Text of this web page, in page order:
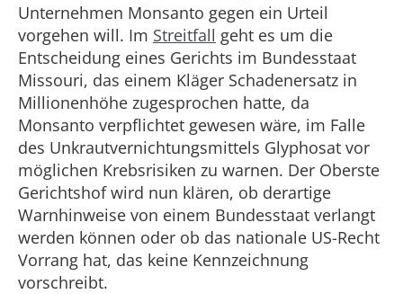
Unternehmen Monsanto gegen ein Urteil
vorgehen will. Im Streitfall geht es um die
Entscheidung eines Gerichts im Bundesstaat
Missouri, das einem Kläger Schadenersatz in
Millionenhöhe zugesprochen hatte, da
Monsanto verpflichtet gewesen wäre, im Falle
des Unkrautvernichtungsmittels Glyphosat vor
möglichen Krebsrisiken zu warnen. Der Oberste
Gerichtshof wird nun klären, ob derartige
Warnhinweise von einem Bundesstaat verlangt
werden können oder ob das nationale US-Recht
Vorrang hat, das keine Kennzeichnung
vorschreibt.